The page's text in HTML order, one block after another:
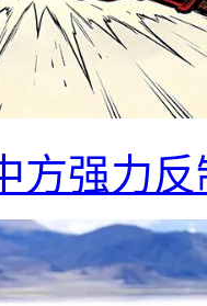
方强力